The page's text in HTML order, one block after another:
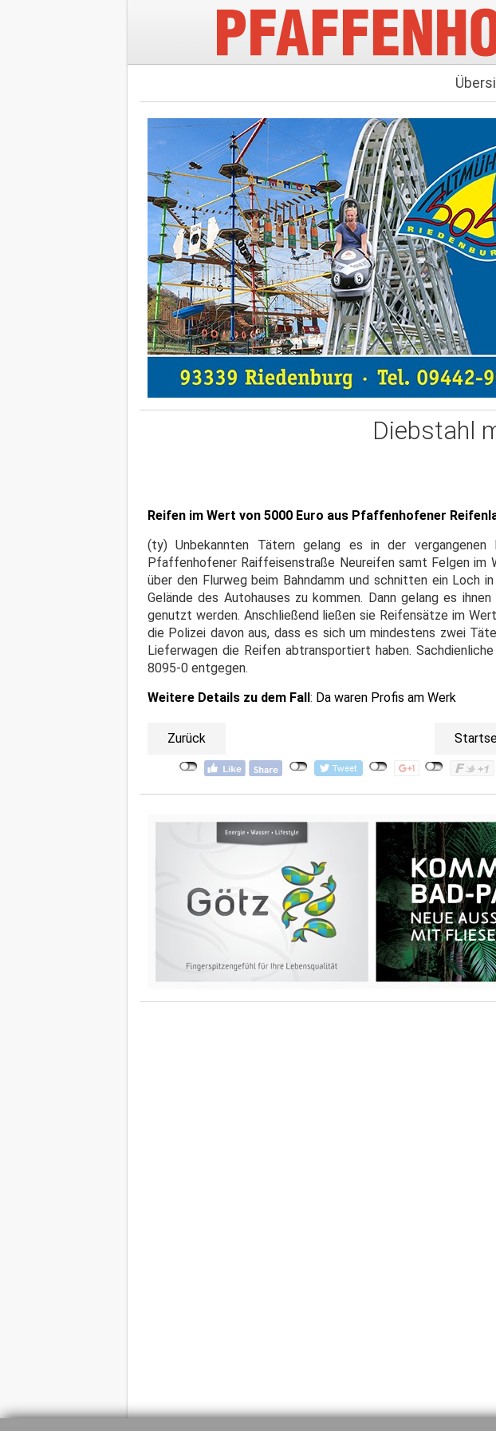
Diebstahl
Reifen im Wert von 5000 Euro aus Pfaffenhofener
(ty) Unbekannten Tätern gelang es in der
Pfaffenhofener Raiffeisenstraße Neureifen samt Felgen im
über den Flurweg beim Bahndamm und schnitten ein Loch
Gelände des Autohauses zu kommen. Dann gelang es
genutzt werden. Anschließend ließen sie Reifensätze im
die Polizei davon aus, dass es sich um mindestens zwei
Lieferwagen die Reifen abtransportiert haben.
8095-0 entgegen.
Weitere Details zu dem Fall: Da waren Profis am Werk
Zurück